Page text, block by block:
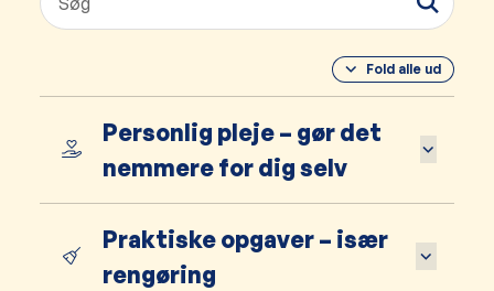
Fold alle ud
Personlig pleje – gør det
nemmere for dig selv
Praktiske opgaver – især
rengøring